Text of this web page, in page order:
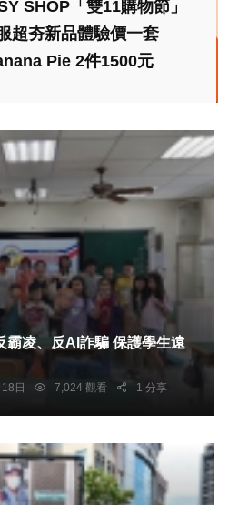
SHOP「雙11購物節」
超夯新品體驗價一套
Pie 2件1500元
反AI詐騙 保護學生遠
日 7,024 觀看 1 分享